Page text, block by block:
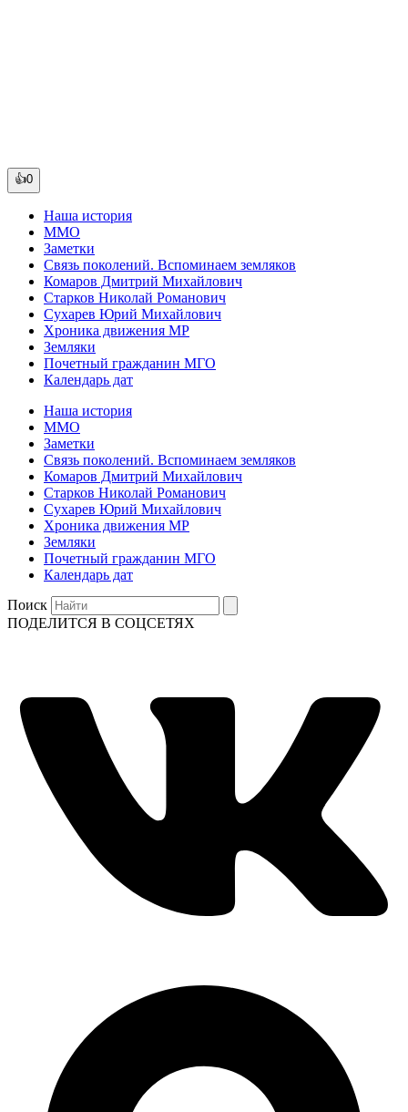
👍0
Наша история
ММО
Заметки
Связь поколений. Вспоминаем земляков
Комаров Дмитрий Михайлович
Старков Николай Романович
Сухарев Юрий Михайлович
Хроника движения МР
Земляки
Почетный гражданин МГО
Календарь дат
Наша история
ММО
Заметки
Связь поколений. Вспоминаем земляков
Комаров Дмитрий Михайлович
Старков Николай Романович
Сухарев Юрий Михайлович
Хроника движения МР
Земляки
Почетный гражданин МГО
Календарь дат
Поиск
ПОДЕЛИТСЯ В СОЦСЕТЯХ